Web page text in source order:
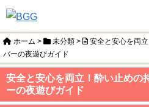
ホーム > 未分類 >
安全と安心を両
バーの夜遊びガイド
安全と安心を両立！酔い止めの
ーの夜遊びガイド